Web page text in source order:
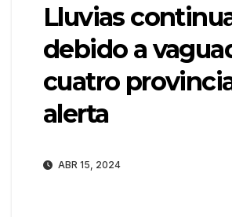
Lluvias
debido a
cuatro
alerta
ABR 15, 2024